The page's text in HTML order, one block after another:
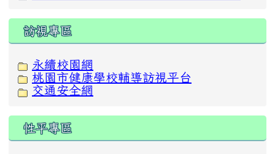
訪視專區
永續校園網
桃園市健康學校輔導訪視平台
交通安全網
性平專區